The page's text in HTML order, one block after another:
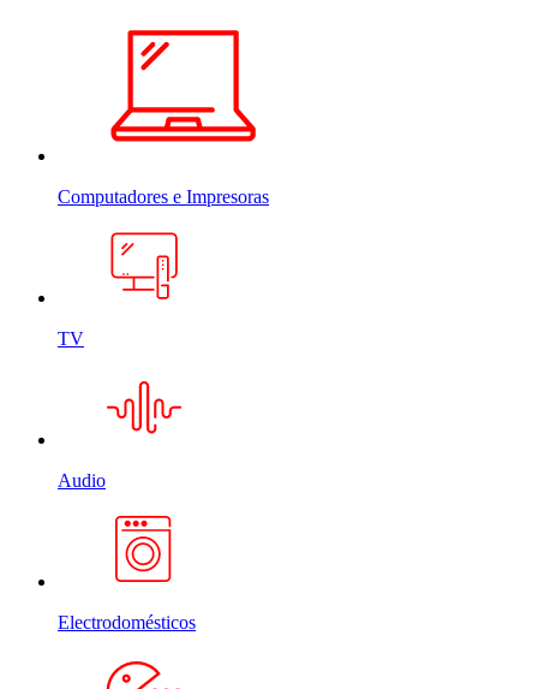
Computadores e Impresoras
TV
Audio
Electrodomésticos